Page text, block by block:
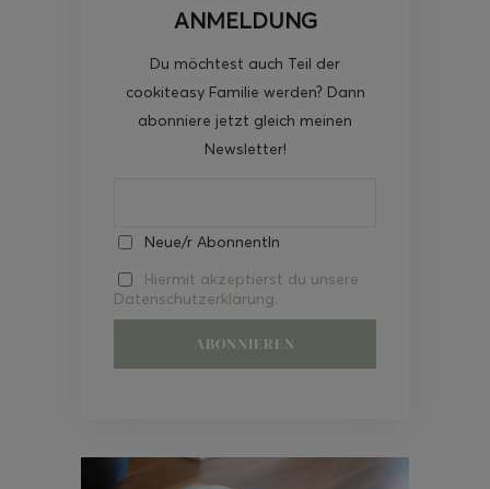
ANMELDUNG
Du möchtest auch Teil der
cookiteasy Familie werden? Dann
abonniere jetzt gleich meinen
Newsletter!
Neue/r AbonnentIn
Hiermit akzeptierst du unsere
Datenschutzerklärung.
Video-